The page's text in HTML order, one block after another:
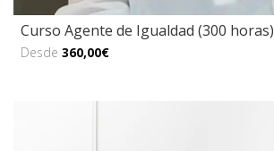
Curso Agente de Igualdad (300 horas)
Desde 360,00€